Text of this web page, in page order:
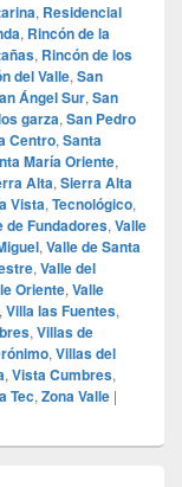
, Residencial
, Rincón de la
, Rincón de los
del Valle, San
Ángel Sur, San
garza, San Pedro
Centro, Santa
María Oriente,
Alta, Sierra Alta
Vista, Tecnológico,
de Fundadores, Valle
, Valle de Santa
, Valle del
Oriente, Valle
, Villa las Fuentes,
, Villas de
, Villas del
, Vista Cumbres,
Tec, Zona Valle |